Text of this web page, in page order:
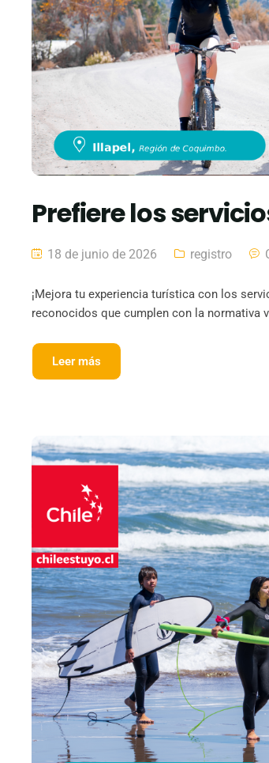
Prefiere los
18 de junio de 2026 registro
¡Mejora tu experiencia turística con los
reconocidos que cumplen con la normativa
Leer más